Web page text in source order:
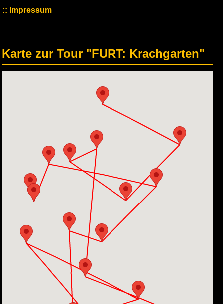
Impressum
Karte zur Tour "FURT: Krachgarten"